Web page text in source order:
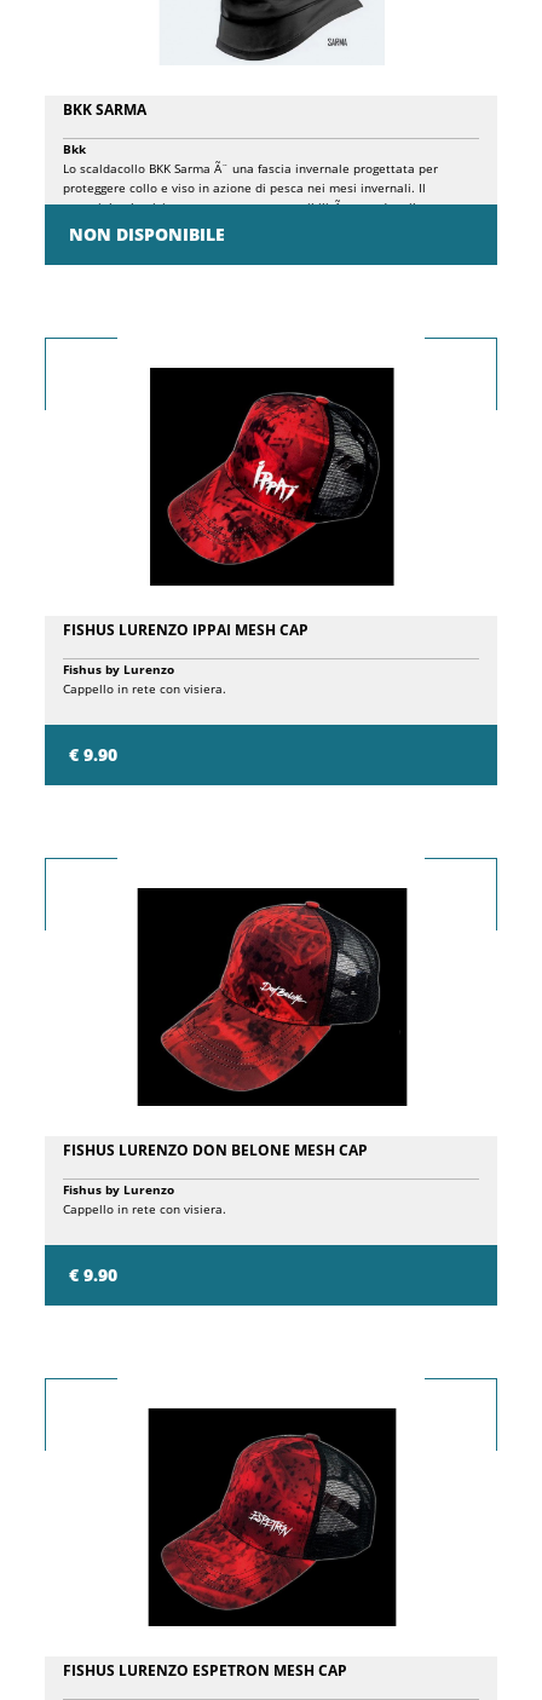
BKK SARMA
NON DISPONIBILE
Bkk
Lo scaldacollo BKK Sarma Ã¨ una fascia invernale progettata per
proteggere collo e viso in azione di pesca nei mesi invernali. Il
materiale elasticizzato consente una vestibilitÃ comoda e il tessuto
antivento protegge in maniera eccellente anche in condizioni di vento
forte. Ãˆ un accessorio indispensabile per la stagione invernale e
consente di stare al caldo, protetti e comodi.
FISHUS LURENZO IPPAI MESH CAP
€ 9.90
Fishus by Lurenzo
Cappello in rete con visiera.
FISHUS LURENZO DON BELONE MESH CAP
€ 9.90
Fishus by Lurenzo
Cappello in rete con visiera.
FISHUS LURENZO ESPETRON MESH CAP